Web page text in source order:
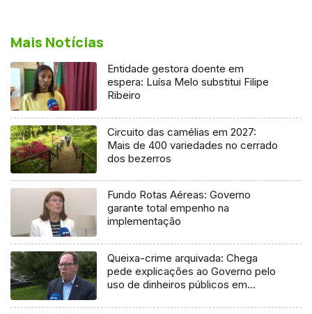
Mais Notícias
Entidade gestora doente em
espera: Luísa Melo substitui Filipe
Ribeiro
Circuito das camélias em 2027:
Mais de 400 variedades no cerrado
dos bezerros
Fundo Rotas Aéreas: Governo
garante total empenho na
implementação
Queixa-crime arquivada: Chega
pede explicações ao Governo pelo
uso de dinheiros públicos em